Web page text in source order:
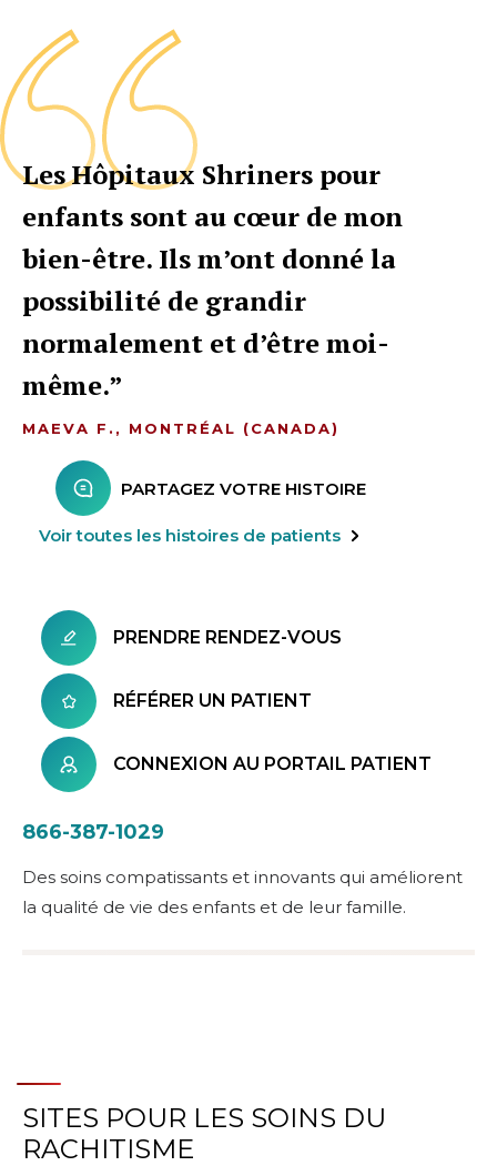
Les Hôpitaux Shriners pour
enfants sont au cœur de mon
bien-être. Ils m’ont donné la
possibilité de grandir
normalement et d’être moi-
même.
MAEVA F., MONTRÉAL (CANADA)
PARTAGEZ VOTRE HISTOIRE
Voir toutes les histoires de patients
PRENDRE RENDEZ-VOUS
RÉFÉRER UN PATIENT
CONNEXION AU PORTAIL PATIENT
866-387-1029
Des soins compatissants et innovants qui améliorent
la qualité de vie des enfants et de leur famille.
SITES POUR LES SOINS DU
RACHITISME